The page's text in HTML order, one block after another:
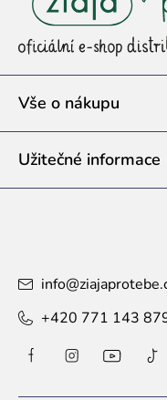
t
Vše o nákupu
Užitečné informace
info@
+420 771 143